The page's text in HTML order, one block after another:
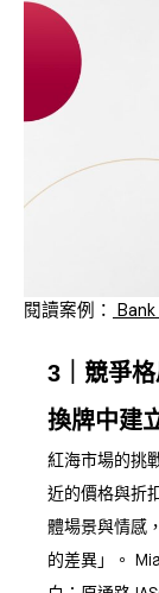
閱讀案例：
3｜競爭
換牌中建
紅海市場的挑
近的價格與折
體場景與情感
的差異」。